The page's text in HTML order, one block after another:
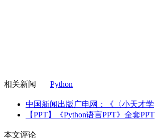
相关新闻 Python
中国新闻出版广电网：《〈小天才学
【PPT】《Python语言PPT》全套PPT
本文评论